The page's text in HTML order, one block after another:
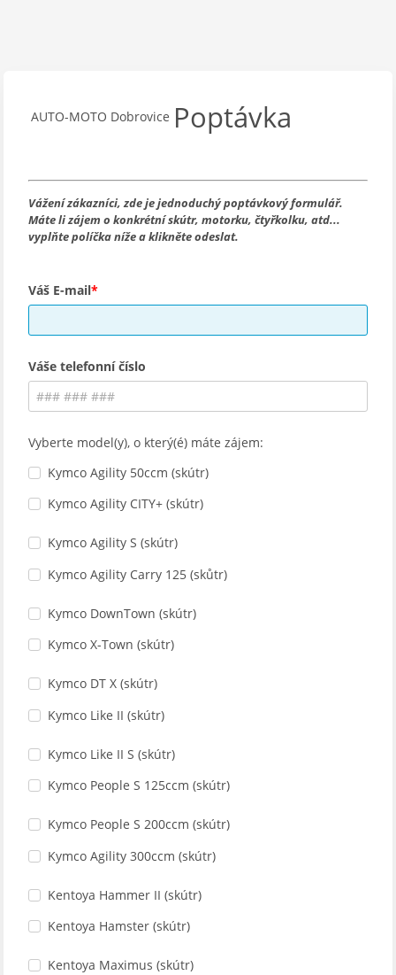
AUTO-MOTO Dobrovice Poptávka
Vážení zákazníci, zde je jednoduchý poptávkový formulář.
Máte li zájem o konkrétní skútr, motorku, čtyřkolku, atd...
vyplňte políčka níže a klikněte odeslat.
Váš E-mail
Váše telefonní číslo
Vyberte model(y), o který(é) máte zájem:
Kymco Agility 50ccm (skútr)
Kymco Agility CITY+ (skútr)
Kymco Agility S (skútr)
Kymco Agility Carry 125 (skůtr)
Kymco DownTown (skútr)
Kymco X-Town (skútr)
Kymco DT X (skútr)
Kymco Like II (skútr)
Kymco Like II S (skútr)
Kymco People S 125ccm (skútr)
Kymco People S 200ccm (skútr)
Kymco Agility 300ccm (skútr)
Kentoya Hammer II (skútr)
Kentoya Hamster (skútr)
Kentoya Maximus (skútr)